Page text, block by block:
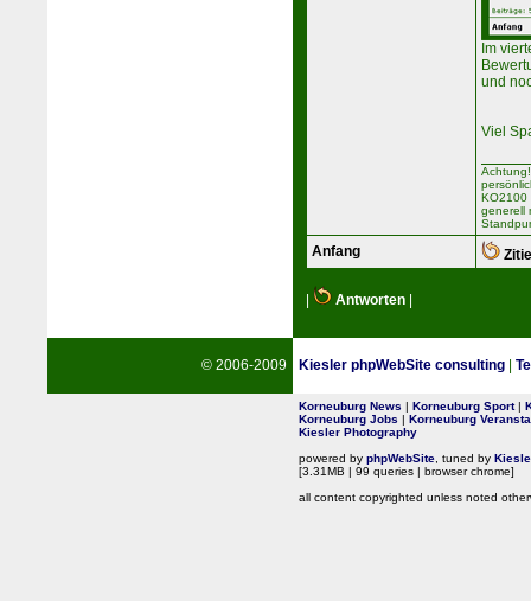
Im
und
Viel
KO2100
generell
Anfang
Antworten
© 2006-2009 Kiesler phpWebSite consulting
Korneuburg News | Korneuburg Sport|
Korneuburg Jobs | Korneuburg
Kiesler Photography
powered by phpWebSite , tuned by
[3.31MB | 99 queries | browser chrome]
all content copyrighted unless noted